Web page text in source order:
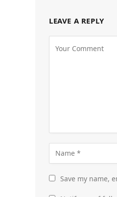
LEAVE A REPLY
Save my name,